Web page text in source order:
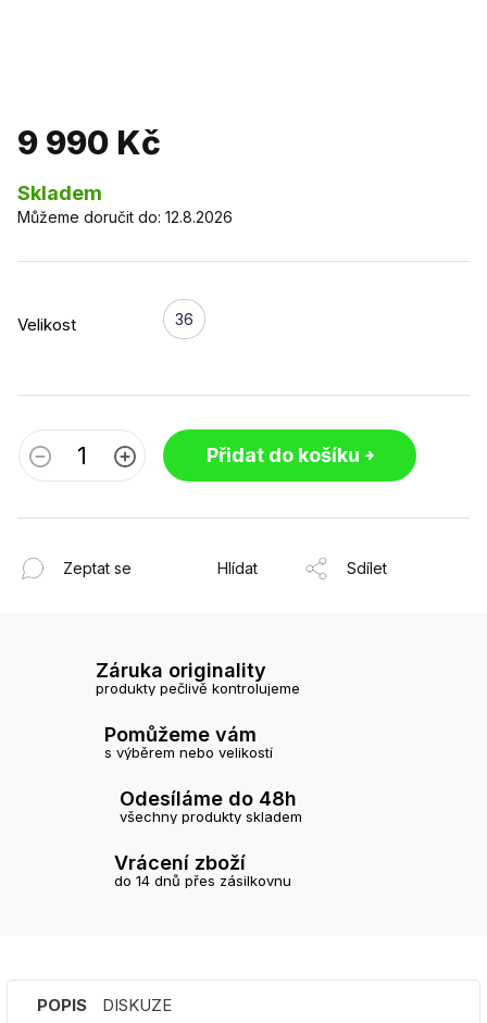
9 990 Kč
Skladem
Velikost 36
Můžeme doručit do: 12.8.2026
Přidat do košíku
Zeptat se Hlídat Sdílet
Záruka originality
produkty pečlivě kontrolujeme
Pomůžeme vám
s výběrem nebo velikostí
Odesíláme do 48h
všechny produkty skladem
Vrácení zboží
do 14 dnů přes zásilkovnu
POPIS DISKUZE